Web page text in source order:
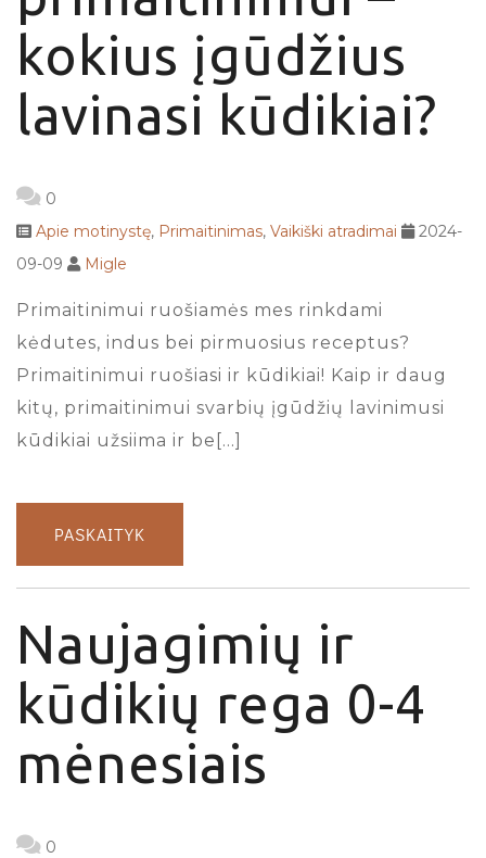
kokius įgūdžius
lavinasi kūdikiai?
0
Apie motinystę, Primaitinimas, Vaikiški atradimai
2024-
09-09
Migle
Primaitinimui ruošiamės mes rinkdami
kėdutes, indus bei pirmuosius receptus?
Primaitinimui ruošiasi ir kūdikiai! Kaip ir daug
kitų, primaitinimui svarbių įgūdžių lavinimusi
kūdikiai užsiima ir be[…]
PASKAITYK
Naujagimių ir
kūdikių rega 0-4
mėnesiais
0